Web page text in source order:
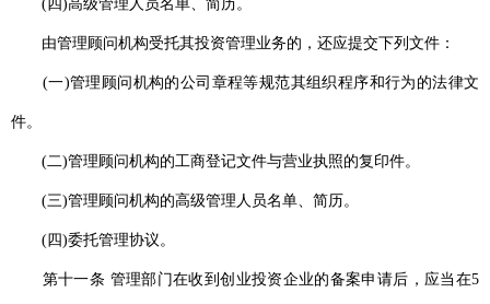
(四)高级管理人员名单、简历。
由管理顾问机构受托其投资管理业务的，还应提交下列文件：
(一)管理顾问机构的公司章程等规范其组织程序和行为的法律文
件。
(二)管理顾问机构的工商登记文件与营业执照的复印件。
(三)管理顾问机构的高级管理人员名单、简历。
(四)委托管理协议。
第十一条 管理部门在收到创业投资企业的备案申请后，应当在5